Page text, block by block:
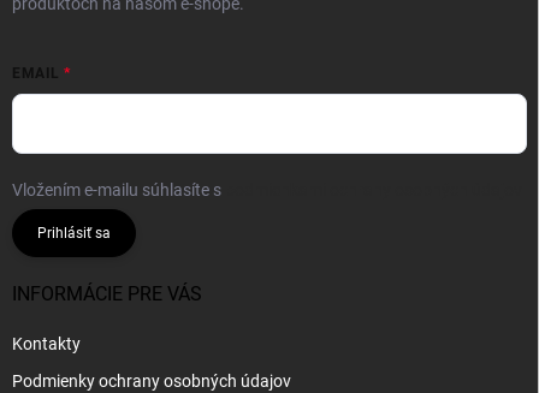
produktoch na našom e-shope.
EMAIL
Vložením e-mailu súhlasíte s
Prihlásiť sa
INFORMÁCIE PRE VÁS
Kontakty
Podmienky ochrany osobných údajov